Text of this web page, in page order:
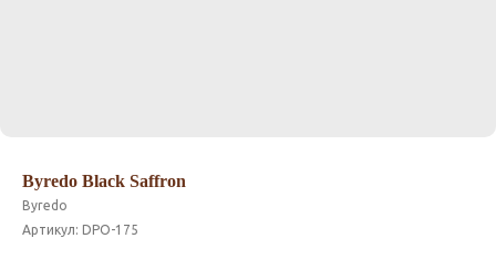
Byredo Black Saffron
Byredo
Артикул: DPO-175